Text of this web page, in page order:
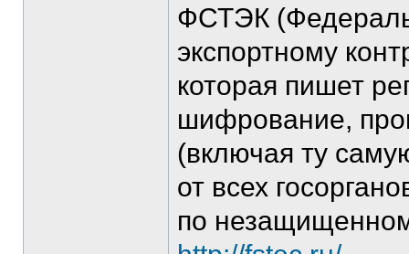
ФСТЭК
экспортному
которая пишет
шифрование,
(включая ту
от всех
по